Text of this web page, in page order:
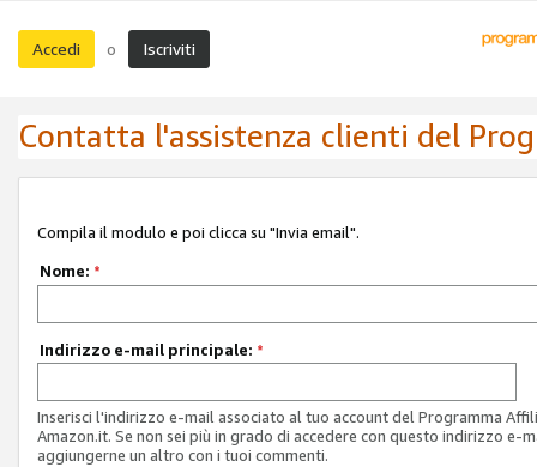
Accedi o Iscriviti
Contatta l'assistenza clienti del
Compila il modulo e poi clicca su "Invia email".
Nome: *
Indirizzo e-mail principale: *
Inserisci l'indirizzo e-mail associato al tuo account del Programma
Amazon.it. Se non sei più in grado di accedere con questo indirizzo e-
aggiungerne un altro con i tuoi commenti.